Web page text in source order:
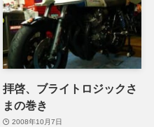
拝啓、ブライトロジックさ
まの巻き
2008年10月7日